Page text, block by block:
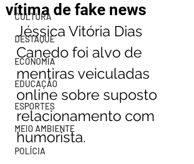
CULTURA
DESTAQUE
ECONOMIA
EDUCAÇÃO
ESPORTES
MEIO AMBIENTE
POLÍCIA
vítima de fake news
Jéssica Vitória Dias
Canedo foi alvo de
mentiras veiculadas
online sobre suposto
relacionamento com
humorista.